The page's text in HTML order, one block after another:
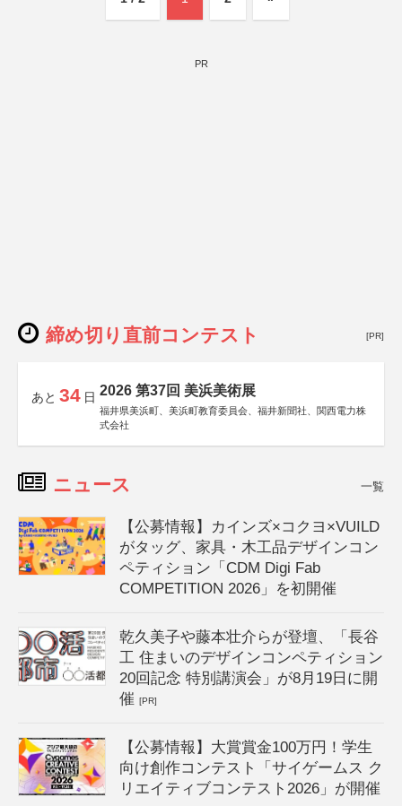
PR
締め切り直前コンテスト [PR]
あと 34 日 2026 第37回 美浜美術展
福井県美浜町、美浜町教育委員会、福井新聞社、関西電力株
式会社
ニュース 一覧
【公募情報】カインズ×コクヨ×VUILD
がタッグ、家具・木工品デザインコン
ペティション「CDM Digi Fab
COMPETITION 2026」を初開催
乾久美子や藤本壮介らが登壇、「長谷
工 住まいのデザインコンペティション
20回記念 特別講演会」が8月19日に開
催[PR]
【公募情報】大賞賞金100万円！学生
向け創作コンテスト「サイゲームス ク
リエイティブコンテスト2026」が開催